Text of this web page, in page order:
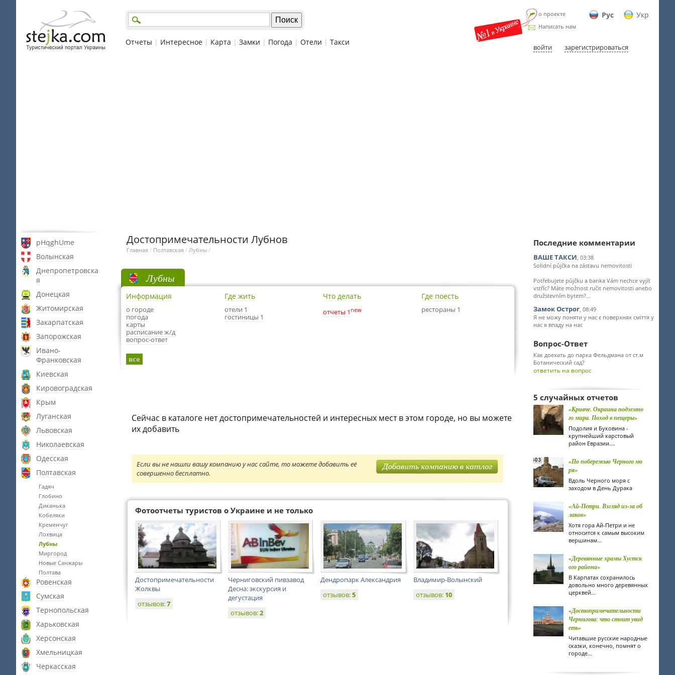
Рус Укр
о проекте
Написать нам
войти зарегистрироваться
Отчеты | Интересное | Карта | Замки | Погода | Отели | Такси
pHqghUme
Волынская
Днепропетровска
я
Донецкая
Житомирская
Закарпатская
Запорожская
Ивано-
Франковская
Киевская
Кировоградская
Крым
Луганская
Львовская
Николаевская
Одесская
Полтавская
Гадяч
Глобино
Диканька
Кобеляки
Кременчуг
Лохвица
Лубны
Миргород
Новые Санжары
Полтава
Ровенская
Сумская
Тернопольская
Харьковская
Херсонская
Хмельницкая
Черкасская
Достопримечательности Лубнов
Главная / Полтавская / Лубны /
Лубны
Информация
о городе
погода
карты
расписание ж/д
вопрос-ответ
Где жить
отели 1
гостиницы 1
Что делать
отчеты 1 new
Где поесть
рестораны 1
все
Сейчас в каталоге нет достопримечательностей и интересных мест в этом городе, но вы можете
их добавить
Если вы не нашли вашу компанию у нас сайте, то можете добавить её
совершенно бесплатно.
Фотоотчеты туристов о Украине и не только
Достопримечательности
Жолквы
отзывов:7
Черниговский пивзавод
Десна: экскурсия и
дегустация
отзывов:2
Дендропарк Александрия
отзывов:5
Владимир-Волынский
отзывов: 10
Последние комментарии
ВАШЕ ТАКСИ, 03:38
Solidní půjčka na zástavu nemovitosti
Potřebujete půjčku a banka Vám nechce vyjít
vstříc? Máte možnost ručit nemovitosti anebo
družstevním bytem?...
Замок Острог, 08:49
Я не можу поняти у нас є поверхнях сміття у
нас я впаду на нас
Вопрос-Ответ
Как доехать до парка Фельдмана от ст.м
Ботанический сад?
ответить на вопрос
5 случайных отчетов
«Кривче. Окраина подземно
го мира. Поход в пещеры»
Подолия и Буковина -
крупнейший карстовый
район Евразии....
«По побережью Черного мо
ря»
Вдоль Черного моря с
заходом в День Дурака
«Ай-Петри. Взгляд из-за об
лаков»
Хотя гора Ай-Петри и не
относится к самым высоким
вершинам...
«Деревянные храмы Хустск
ого района»
В Карпатах сохранилось
довольно много деревянных
церквей...
«Достопримечательности
Чернигова: что стоит увид
еть»
Читавшие русские народные
сказки, конечно, помнят о
городе...